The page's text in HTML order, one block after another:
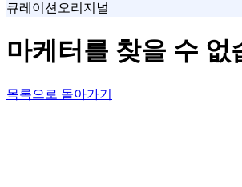
큐레이션 오리지널
마케터를 찾을 수 없
목록으로 돌아가기